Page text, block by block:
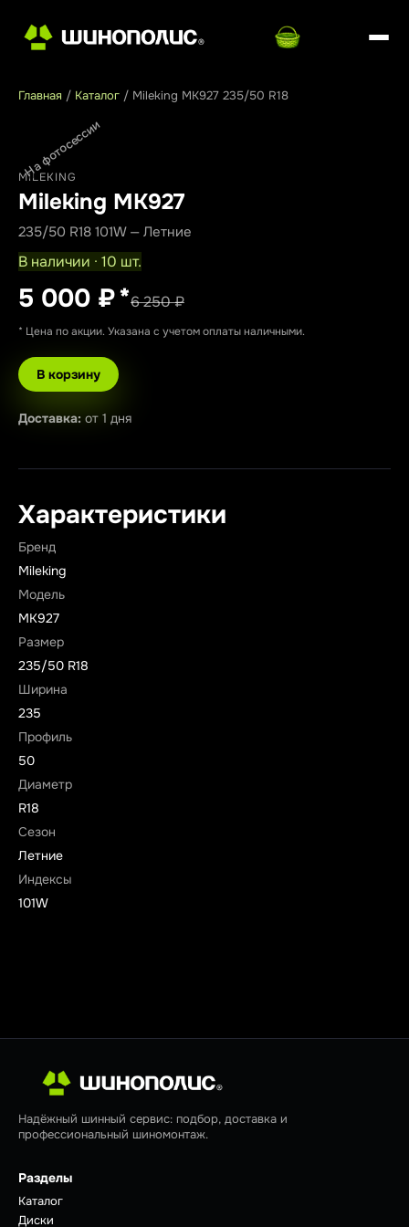
Главная / Каталог / Mileking MK927 235/50 R18
На фотосессии
MILEKING
Mileking MK927
235/50 R18 101W — Летние
В наличии · 10 шт.
5 000 ₽*6 250 ₽
* Цена по акции. Указана с учетом оплаты наличными.
В корзину
Доставка: от 1 дня
Характеристики
Бренд
Mileking
Модель
MK927
Размер
235/50 R18
Ширина
235
Профиль
50
Диаметр
R18
Сезон
Летние
Индексы
101W
Надёжный шинный сервис: подбор, доставка и
профессиональный шиномонтаж.
Разделы
Каталог
Диски